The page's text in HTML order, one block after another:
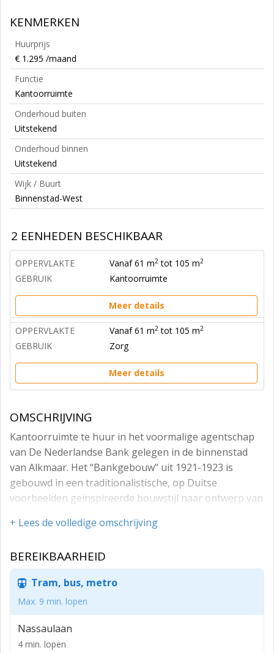
KENMERKEN
Huurprijs
€ 1.295 /maand
Functie
Kantoorruimte
Onderhoud buiten
Uitstekend
Onderhoud binnen
Uitstekend
Wijk / Buurt
Binnenstad-West
2 EENHEDEN BESCHIKBAAR
OPPERVLAKTE Vanaf 61 m2 tot 105 m2
GEBRUIK Kantoorruimte
Meer details
OPPERVLAKTE Vanaf 61 m2 tot 105 m2
GEBRUIK Zorg
Meer details
OMSCHRIJVING
Kantoorruimte te huur in het voormalige agentschap
van De Nederlandse Bank gelegen in de binnenstad
van Alkmaar. Het “Bankgebouw” uit 1921-1923 is
gebouwd in een traditionalistische, op Duitse
voorbeelden geïnspireerde bouwstijl naar ontwerp van
bankgebouwen, en met medewerking van de
gebouwd in opdracht van de Nederlandse Bank.
Het monumentale pand is zeer beeldbepalend
gesitueerd op de hoek van de Heul en de Koorstraat,
gelegen tussen het Ritsevoort en de entree van
winkelstraat Laat, nabij winkels als Hifi Klubben, Iconic,
Ecco, Meyer&Meyer, Tally Ho en C&A.
+ Lees de volledige omschrijving
BEREIKBAARHEID
Tram, bus, metro
Max. 9 min. lopen
Nassaulaan
4 min. lopen